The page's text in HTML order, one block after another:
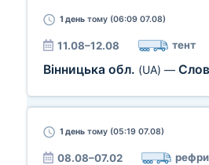
1 день тому (06:09 07.08)
11.08–12.08 тент
Вінницька обл. (UA) —
1 день тому (05:19 07.08)
08.08–07.02